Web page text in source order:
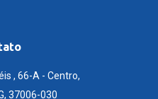
, 66-A - Centro,
37006-030